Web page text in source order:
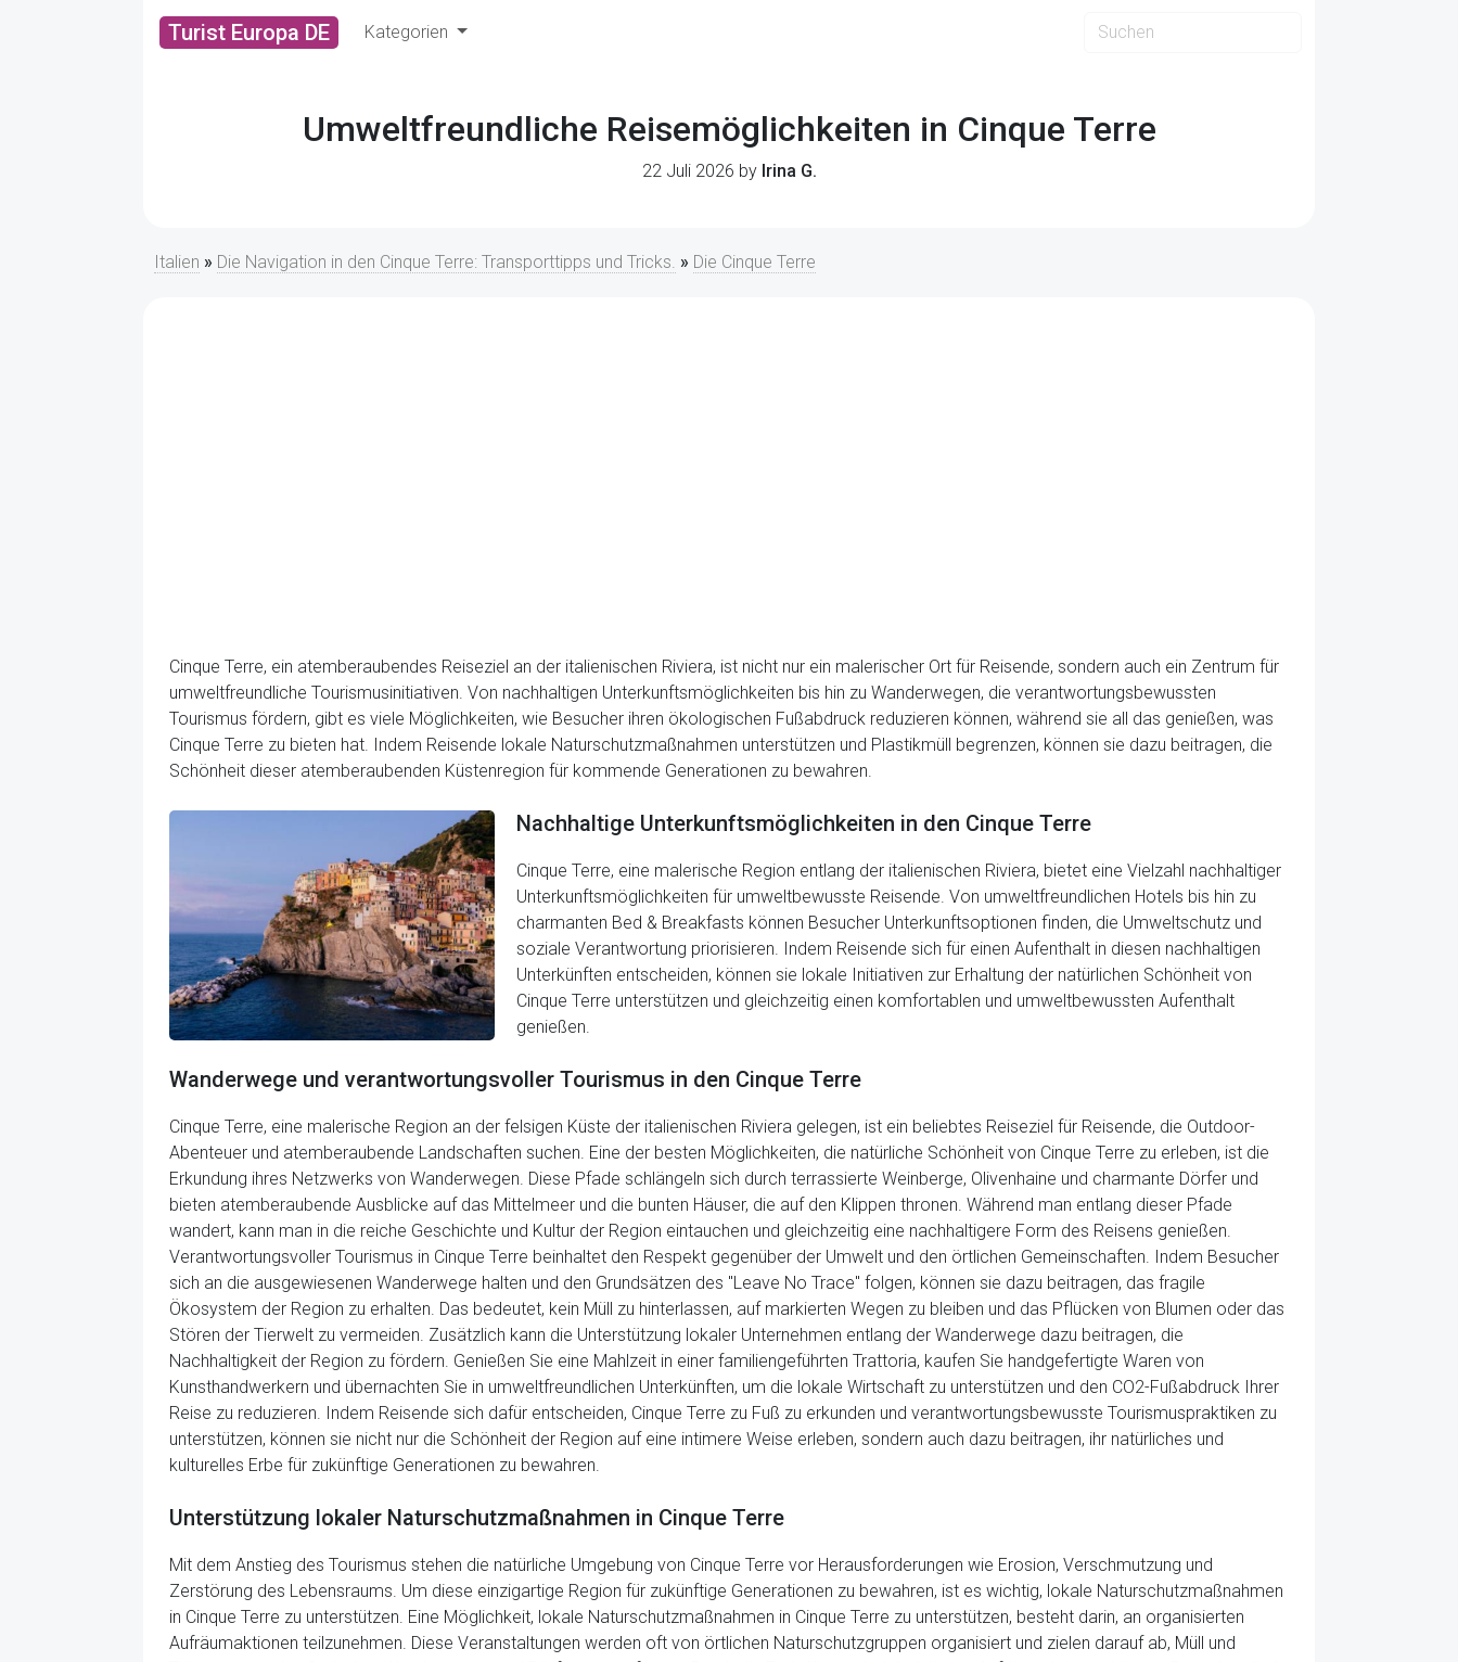
Turist Europa DE Kategorien
Umweltfreundliche Reisemöglichkeiten in Cinque Terre
22 Juli 2026 by Irina G.
Italien » Die Navigation in den Cinque Terre: Transporttipps und Tricks. » Die Cinque Terre
Cinque Terre, ein atemberaubendes Reiseziel an der italienischen Riviera, ist nicht nur ein malerischer Ort für Reisende, sondern auch ein Zentrum für
umweltfreundliche Tourismusinitiativen. Von nachhaltigen Unterkunftsmöglichkeiten bis hin zu Wanderwegen, die verantwortungsbewussten
Tourismus fördern, gibt es viele Möglichkeiten, wie Besucher ihren ökologischen Fußabdruck reduzieren können, während sie all das genießen, was
Cinque Terre zu bieten hat. Indem Reisende lokale Naturschutzmaßnahmen unterstützen und Plastikmüll begrenzen, können sie dazu beitragen, die
Schönheit dieser atemberaubenden Küstenregion für kommende Generationen zu bewahren.
Nachhaltige Unterkunftsmöglichkeiten in den Cinque Terre
Cinque Terre, eine malerische Region entlang der italienischen Riviera, bietet eine Vielzahl nachhaltiger
Unterkunftsmöglichkeiten für umweltbewusste Reisende. Von umweltfreundlichen Hotels bis hin zu
charmanten Bed & Breakfasts können Besucher Unterkunftsoptionen finden, die Umweltschutz und
soziale Verantwortung priorisieren. Indem Reisende sich für einen Aufenthalt in diesen nachhaltigen
Unterkünften entscheiden, können sie lokale Initiativen zur Erhaltung der natürlichen Schönheit von
Cinque Terre unterstützen und gleichzeitig einen komfortablen und umweltbewussten Aufenthalt
genießen.
Wanderwege und verantwortungsvoller Tourismus in den Cinque Terre
Cinque Terre, eine malerische Region an der felsigen Küste der italienischen Riviera gelegen, ist ein beliebtes Reiseziel für Reisende, die Outdoor-
Abenteuer und atemberaubende Landschaften suchen. Eine der besten Möglichkeiten, die natürliche Schönheit von Cinque Terre zu erleben, ist die
Erkundung ihres Netzwerks von Wanderwegen. Diese Pfade schlängeln sich durch terrassierte Weinberge, Olivenhaine und charmante Dörfer und
bieten atemberaubende Ausblicke auf das Mittelmeer und die bunten Häuser, die auf den Klippen thronen. Während man entlang dieser Pfade
wandert, kann man in die reiche Geschichte und Kultur der Region eintauchen und gleichzeitig eine nachhaltigere Form des Reisens genießen.
Verantwortungsvoller Tourismus in Cinque Terre beinhaltet den Respekt gegenüber der Umwelt und den örtlichen Gemeinschaften. Indem Besucher
sich an die ausgewiesenen Wanderwege halten und den Grundsätzen des "Leave No Trace" folgen, können sie dazu beitragen, das fragile
Ökosystem der Region zu erhalten. Das bedeutet, kein Müll zu hinterlassen, auf markierten Wegen zu bleiben und das Pflücken von Blumen oder das
Stören der Tierwelt zu vermeiden. Zusätzlich kann die Unterstützung lokaler Unternehmen entlang der Wanderwege dazu beitragen, die
Nachhaltigkeit der Region zu fördern. Genießen Sie eine Mahlzeit in einer familiengeführten Trattoria, kaufen Sie handgefertigte Waren von
Kunsthandwerkern und übernachten Sie in umweltfreundlichen Unterkünften, um die lokale Wirtschaft zu unterstützen und den CO2-Fußabdruck Ihrer
Reise zu reduzieren. Indem Reisende sich dafür entscheiden, Cinque Terre zu Fuß zu erkunden und verantwortungsbewusste Tourismuspraktiken zu
unterstützen, können sie nicht nur die Schönheit der Region auf eine intimere Weise erleben, sondern auch dazu beitragen, ihr natürliches und
kulturelles Erbe für zukünftige Generationen zu bewahren.
Unterstützung lokaler Naturschutzmaßnahmen in Cinque Terre
Mit dem Anstieg des Tourismus stehen die natürliche Umgebung von Cinque Terre vor Herausforderungen wie Erosion, Verschmutzung und
Zerstörung des Lebensraums. Um diese einzigartige Region für zukünftige Generationen zu bewahren, ist es wichtig, lokale Naturschutzmaßnahmen
in Cinque Terre zu unterstützen. Eine Möglichkeit, lokale Naturschutzmaßnahmen in Cinque Terre zu unterstützen, besteht darin, an organisierten
Aufräumaktionen teilzunehmen. Diese Veranstaltungen werden oft von örtlichen Naturschutzgruppen organisiert und zielen darauf ab, Müll und